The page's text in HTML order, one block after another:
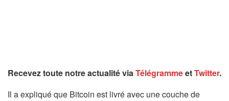
Recevez toute notre actualité viaTélégrammeetTwitter.
Il a expliqué que Bitcoin est livré avec une couche de